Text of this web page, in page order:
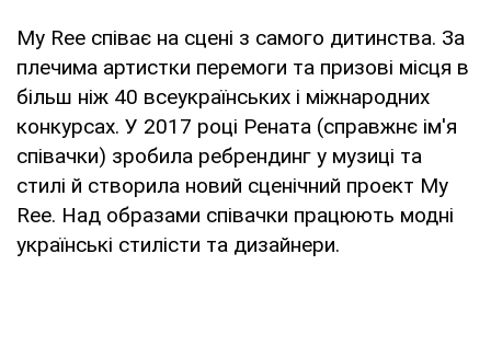
My Ree співає на сцені з самого дитинства. За
плечима артистки перемоги та призові місця в
більш ніж 40 всеукраїнських і міжнародних
конкурсах. У 2017 році Рената (справжнє ім'я
співачки) зробила ребрендинг у музиці та
стилі й створила новий сценічний проект My
Ree. Над образами співачки працюють модні
українські стилісти та дизайнери.